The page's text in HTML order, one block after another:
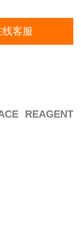
线客服
REAGENT